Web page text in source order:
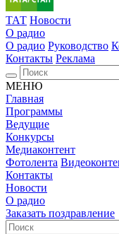
ТАТ Новости
О радио
О радио Руководство
Контакты Реклама
МЕНЮ
Главная
Программы
Ведущие
Конкурсы
Медиаконтент
Фотолента
Контакты
Новости
О радио
Заказать поздравление